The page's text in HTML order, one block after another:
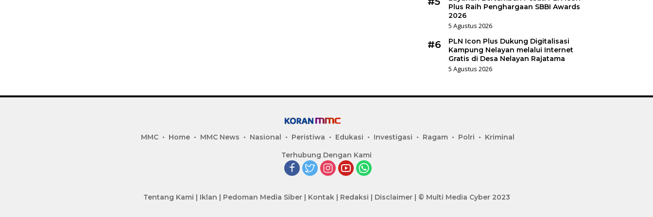
Plus Raih Penghargaan SBBI Awards
2026
5 Agustus 2026
#6
PLN Icon Plus Dukung Digitalisasi
Kampung Nelayan melalui Internet
Gratis di Desa Nelayan Rajatama
5 Agustus 2026
MMC Home MMC News Nasional Peristiwa Edukasi Investigasi Ragam Polri Kriminal
Terhubung Dengan Kami
Tentang Kami | Iklan | Pedoman Media Siber| Kontak| Redaksi | Disclaimer| © Multi Media Cyber 2023